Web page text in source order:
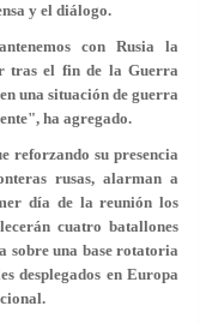
y el diálogo.
con Rusia la
tras el fin de la Guerra
una situación de guerra
ha agregado.
reforzando su presencia
rusas, alarman a
día de la reunión los
cuatro batallones
sobre una base rotatoria
desplegados en Europa